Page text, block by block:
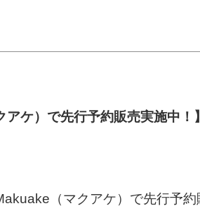
アケ）で先行予約販売実施中！】
（マクアケ）で先行予約